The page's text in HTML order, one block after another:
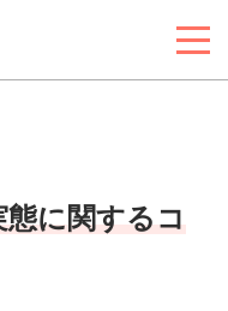
態に関するコ